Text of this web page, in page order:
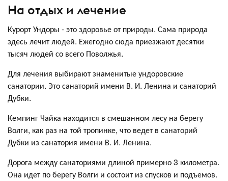
На отдых и лечение
Курорт Ундоры - это здоровье от природы. Сама природа
здесь лечит людей. Ежегодно сюда приезжают десятки
тысяч людей со всего Поволжья.
Для лечения выбирают знаменитые ундоровские
санатории. Это санаторий имени В. И. Ленина и санаторий
Дубки.
Кемпинг Чайка находится в смешанном лесу на берегу
Волги, как раз на той тропинке, что ведет в санаторий
Дубки из санатория имени В. И. Ленина.
Дорога между санаториями длиной примерно 3 километра.
Она идет по берегу Волги и состоит из спусков и подъемов.